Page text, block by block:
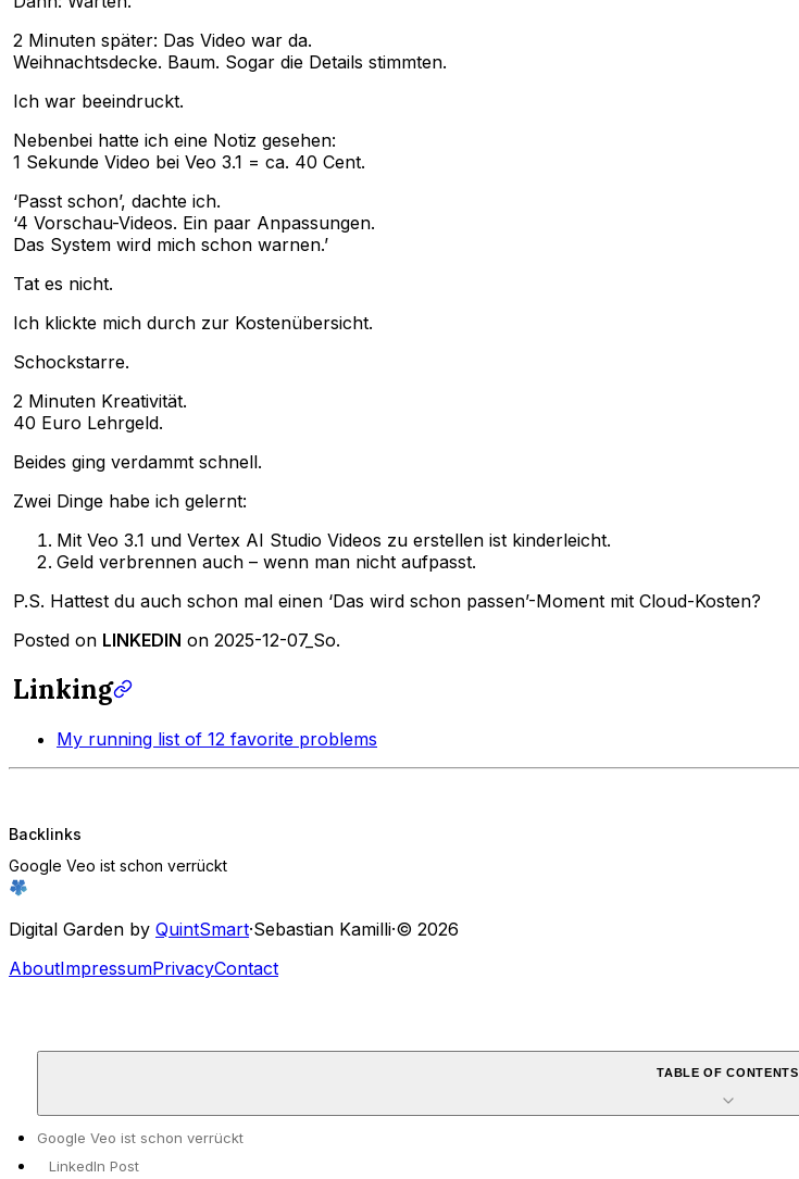
2 Minuten später: Das Video war da.
Weihnachtsdecke. Baum. Sogar die Details stimmten.
Ich war beeindruckt.
Nebenbei hatte ich eine Notiz gesehen:
1 Sekunde Video bei Veo 3.1 = ca. 40 Cent.
‘Passt schon’, dachte ich.
‘4 Vorschau-Videos. Ein paar Anpassungen.
Das System wird mich schon warnen.’
Tat es nicht.
Ich klickte mich durch zur Kostenübersicht.
Schockstarre.
2 Minuten Kreativität.
40 Euro Lehrgeld.
Beides ging verdammt schnell.
Zwei Dinge habe ich gelernt:
Mit Veo 3.1 und Vertex AI Studio Videos zu erstellen ist kinderleicht.
Geld verbrennen auch – wenn man nicht aufpasst.
P.S. Hattest du auch schon mal einen ‘Das wird schon passen’-Moment mit Cloud-Kosten?
Posted on LINKEDIN on 2025-12-07_So.
Linking
My running list of 12 favorite problems
Backlinks
Google Veo ist schon verrückt
Digital Garden by QuintSmart·Sebastian Kamilli·© 2026
AboutImpressumPrivacyContact
TABLE OF CONTENTS
Google Veo ist schon verrückt
LinkedIn Post